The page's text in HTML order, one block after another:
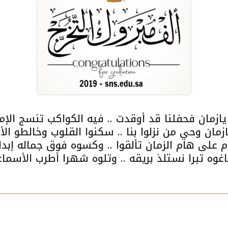
فحفلنا قد أوقدت .. فيه الكواكب تنسج
وحي من نزلوا بنا .. سكنوا القلوب وخالطو
على هام الزمان تألقوا .. وكسوه فوق جماله
تبرا نستلذ بريقه .. وتلوه شهرا أطرب